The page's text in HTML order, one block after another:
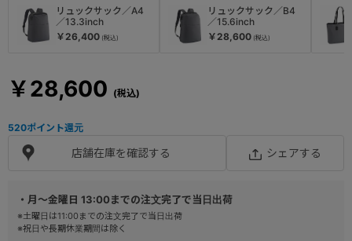
・月～金曜日 13:00までの注文完了で当日出荷
※土曜日は11:00までの注文完了で当日出荷
※祝日や長期休業期間は除く
￥28,600
リュックサック／A4
／13.3inch
￥26,400
リュックサック／B4
／15.6inch
￥28,600
店舗在庫を確認する シェアする
520ポイント還元